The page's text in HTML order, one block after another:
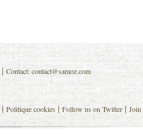
|Contact:contact@samoz.com
|Politique cookies |Follow us on Twitter |Join